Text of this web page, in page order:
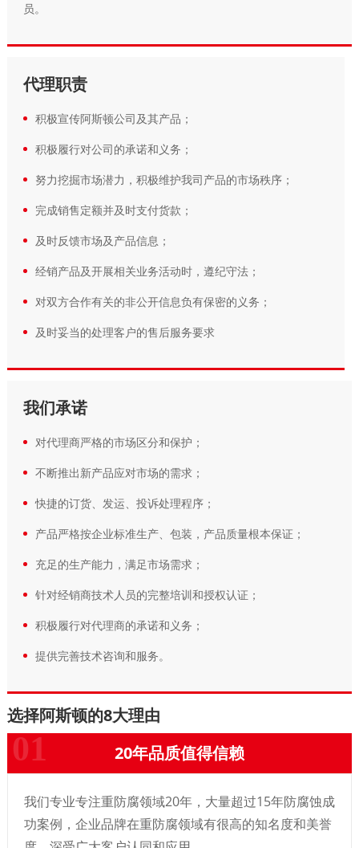
员。
代理职责
积极宣传阿斯顿公司及其产品；
积极履行对公司的承诺和义务；
努力挖掘市场潜力，积极维护我司产品的市场秩序；
完成销售定额并及时支付货款；
及时反馈市场及产品信息；
经销产品及开展相关业务活动时，遵纪守法；
对双方合作有关的非公开信息负有保密的义务；
及时妥当的处理客户的售后服务要求
我们承诺
对代理商严格的市场区分和保护；
不断推出新产品应对市场的需求；
快捷的订货、发运、投诉处理程序；
产品严格按企业标准生产、包装，产品质量根本保证；
充足的生产能力，满足市场需求；
针对经销商技术人员的完整培训和授权认证；
积极履行对代理商的承诺和义务；
提供完善技术咨询和服务。
选择阿斯顿的8大理由
20年品质值得信赖
我们专业专注重防腐领域20年，大量超过15年防腐蚀成
功案例，企业品牌在重防腐领域有很高的知名度和美誉